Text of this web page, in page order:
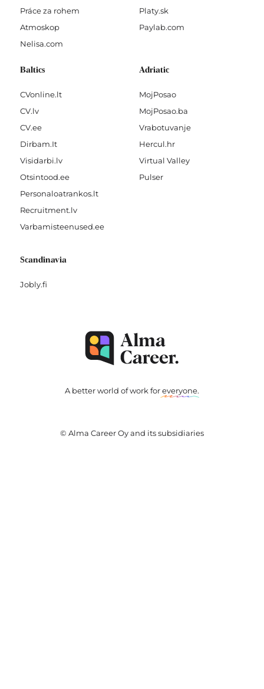
Práce za rohem
Atmoskop
Nelisa.com
Platy.sk
Paylab.com
Baltics
CVonline.lt
CV.lv
CV.ee
Dirbam.It
Visidarbi.lv
Otsintood.ee
Personaloatrankos.lt
Recruitment.lv
Varbamisteenused.ee
Adriatic
MojPosao
MojPosao.ba
Vrabotuvanje
Hercul.hr
Virtual Valley
Pulser
Scandinavia
Jobly.fi
A better world of work foreveryone.
© Alma Career Oy and its subsidiaries